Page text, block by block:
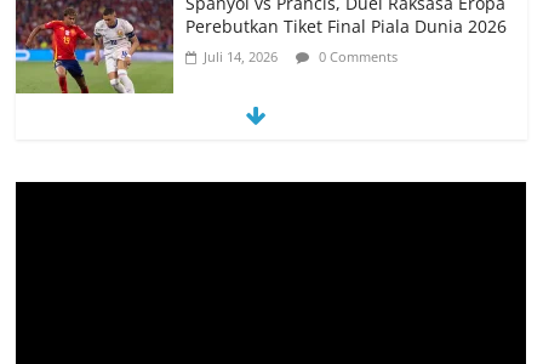
untuk Mendukung Perkuliahan di Era
Digital
Juni 10, 2026 0 Comments
PSN Ngada Pesta Gol, Libas MRC